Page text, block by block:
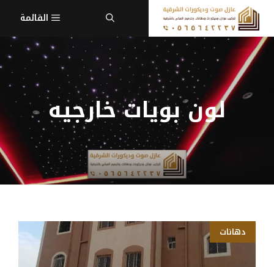
انتقل
إلى
المحتوى
القائمة
لون بويات خارجيه
دهانات